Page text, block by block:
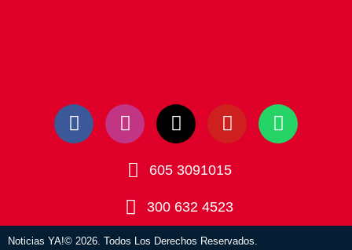
605 3091015
300 632 4523
Noticias YA!© 2026. Todos Los Derechos Reservados.